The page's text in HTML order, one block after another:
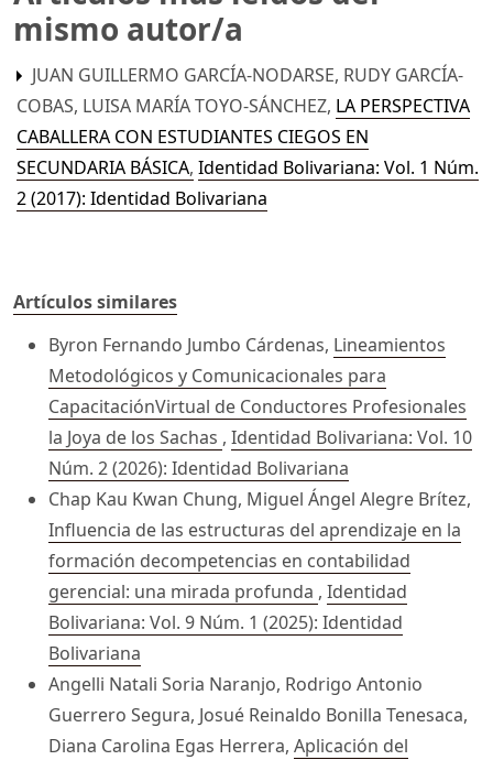
mismo autor/a
JUAN GUILLERMO GARCÍA-NODARSE, RUDY GARCÍA-
COBAS, LUISA MARÍA TOYO-SÁNCHEZ, LA PERSPECTIVA
CABALLERA CON ESTUDIANTES CIEGOS EN
SECUNDARIA BÁSICA, Identidad Bolivariana: Vol. 1 Núm.
2 (2017): Identidad Bolivariana
Artículos similares
Byron Fernando Jumbo Cárdenas, Lineamientos
Metodológicos y Comunicacionales para
CapacitaciónVirtual de Conductores Profesionales
la Joya de los Sachas , Identidad Bolivariana: Vol. 10
Núm. 2 (2026): Identidad Bolivariana
Chap Kau Kwan Chung, Miguel Ángel Alegre Brítez,
Influencia de las estructuras del aprendizaje en la
formación decompetencias en contabilidad
gerencial: una mirada profunda , Identidad
Bolivariana: Vol. 9 Núm. 1 (2025): Identidad
Bolivariana
Angelli Natali Soria Naranjo, Rodrigo Antonio
Guerrero Segura, Josué Reinaldo Bonilla Tenesaca,
Diana Carolina Egas Herrera, Aplicación del